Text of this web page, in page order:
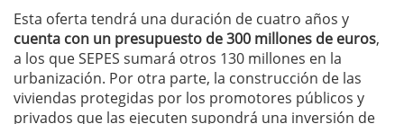
Esta oferta tendrá una duración de cuatro años y
cuenta con un presupuesto de 300 millones de euros,
a los que SEPES sumará otros 130 millones en la
urbanización. Por otra parte, la construcción de las
viviendas protegidas por los promotores públicos y
privados que las ejecuten supondrá una inversión de